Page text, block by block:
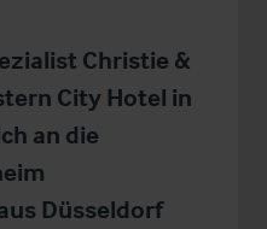
Christie &
City Hotel in
an die
Düsseldorf